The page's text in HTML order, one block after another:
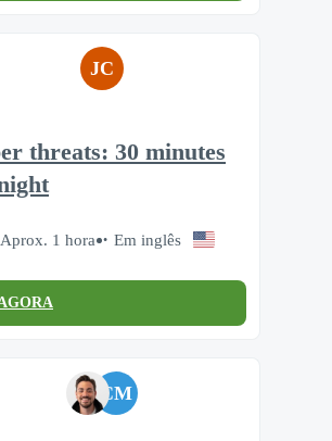
JC
threats: 30 minutes
Aprox. 1 hora Em inglês
CM